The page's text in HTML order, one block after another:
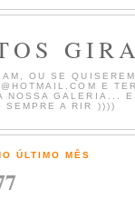
OU SE
E
GALERIA...
SEMPRE A RIR ))))
ÚLTIMO MÊS